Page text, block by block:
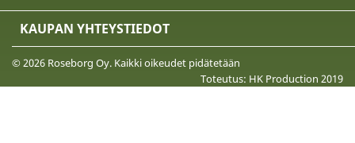
KAUPAN YHTEYSTIEDOT
© 2026 Roseborg Oy. Kaikki oikeudet pidätetään
Toteutus: HK Production 2019